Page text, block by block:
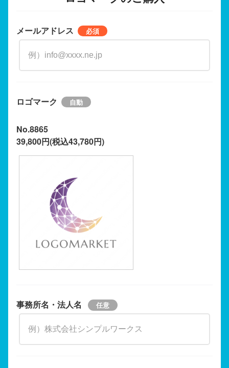
メールアドレス
ロゴマーク
No.8865
39,800円(税込43,780円)
事務所名・法人名